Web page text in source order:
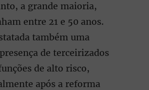
a grande maioria,
entre 21 e 50 anos.
também uma
de terceirizados
de alto risco,
após a reforma